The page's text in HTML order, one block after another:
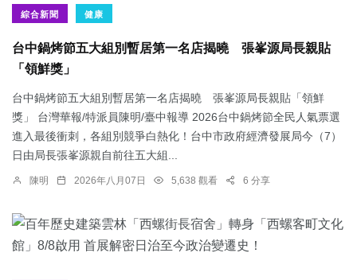
綜合新聞 健康
台中鍋烤節五大組別暫居第一名店揭曉 張峯源局長親貼
「領鮮獎」
台中鍋烤節五大組別暫居第一名店揭曉 張峯源局長親貼「領鮮
獎」 台灣華報/特派員陳明/臺中報導 2026台中鍋烤節全民人氣票選
進入最後衝刺，各組別競爭白熱化！台中市政府經濟發展局今（7）
日由局長張峯源親自前往五大組...
陳明 2026年八月07日 5,638 觀看 6 分享